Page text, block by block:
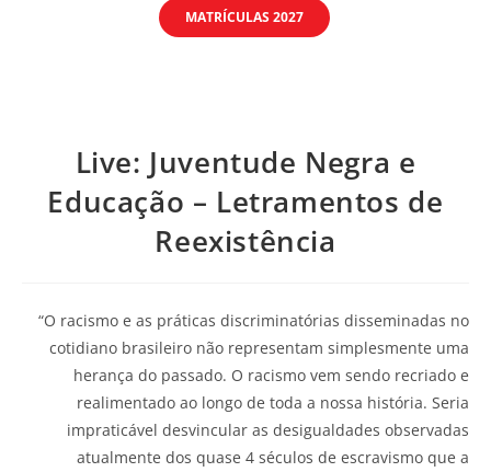
MATRÍCULAS 2027
Live: Juventude Negra e
Educação – Letramentos de
Reexistência
“O racismo e as práticas discriminatórias disseminadas no
cotidiano brasileiro não representam simplesmente uma
herança do passado. O racismo vem sendo recriado e
realimentado ao longo de toda a nossa história. Seria
impraticável desvincular as desigualdades observadas
atualmente dos quase 4 séculos de escravismo que a